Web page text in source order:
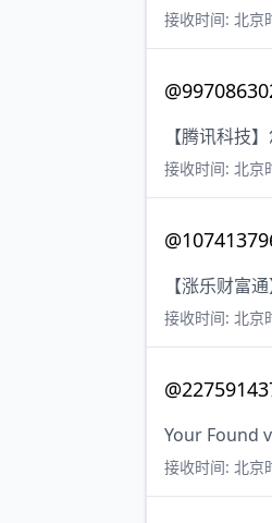
接收时间: 北京
【腾讯科技
接收时间: 北京
【涨乐财富
接收时间: 北京
Your Found
接收时间: 北京